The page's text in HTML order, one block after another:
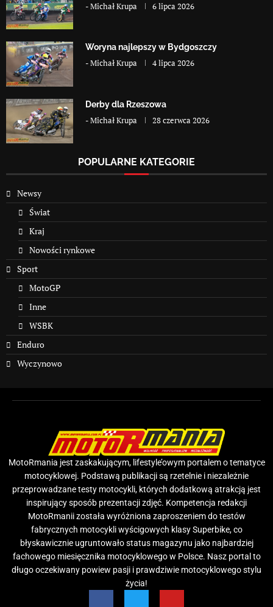
-Michał Krupa 6 lipca 2026
Woryna najlepszy w Bydgoszczy
-Michał Krupa 4 lipca 2026
Derby dla Rzeszowa
-Michał Krupa 28 czerwca 2026
POPULARNE KATEGORIE
Newsy
Świat
Kraj
Nowości rynkowe
Sport
MotoGP
Inne
WSBK
Enduro
Wyczynowo
MotoRmania jest zaskakującym, lifestyle’owym portalem o tematyce
motocyklowej. Podstawą publikacji są rzetelnie i niezależnie
przeprowadzane testy motocykli, których dodatkową atrakcją jest
inspirujący sposób prezentacji zdjęć. Kompetencja redakcji
MotoRmanii została wyróżniona zaproszeniem do testów
fabrycznych motocykli wyścigowych klasy Superbike, co
błyskawicznie ugruntowało status magazynu jako najbardziej
fachowego miesięcznika motocyklowego w Polsce. Nasz portal to
długo oczekiwany powiew pasji i prawdziwie motocyklowego stylu
życia!